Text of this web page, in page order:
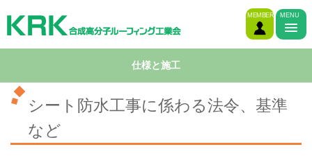
MENU
MEMBER
仕様と施工
シート防水工事に係わる法令、基準
など